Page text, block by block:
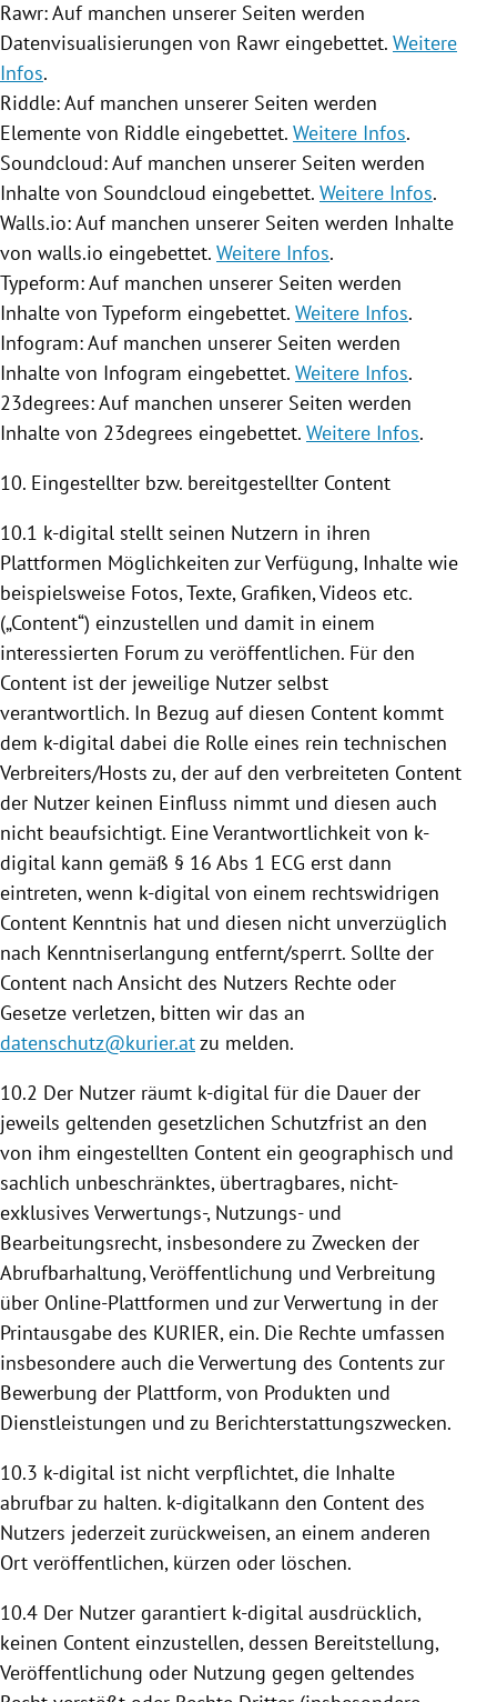
Rawr: Auf manchen unserer Seiten werden
Datenvisualisierungen von Rawr eingebettet. Weitere
Infos.
Riddle: Auf manchen unserer Seiten werden
Elemente von Riddle eingebettet. Weitere Infos.
Soundcloud: Auf manchen unserer Seiten werden
Inhalte von Soundcloud eingebettet. Weitere Infos.
Walls.io: Auf manchen unserer Seiten werden Inhalte
von walls.io eingebettet. Weitere Infos.
Typeform: Auf manchen unserer Seiten werden
Inhalte von Typeform eingebettet. Weitere Infos.
Infogram: Auf manchen unserer Seiten werden
Inhalte von Infogram eingebettet. Weitere Infos.
23degrees: Auf manchen unserer Seiten werden
Inhalte von 23degrees eingebettet. Weitere Infos.
10. Eingestellter bzw. bereitgestellter Content
10.1 k-digital stellt seinen Nutzern in ihren
Plattformen Möglichkeiten zur Verfügung, Inhalte wie
beispielsweise Fotos, Texte, Grafiken, Videos etc.
(„Content“) einzustellen und damit in einem
interessierten Forum zu veröffentlichen. Für den
Content ist der jeweilige Nutzer selbst
verantwortlich. In Bezug auf diesen Content kommt
dem k-digital dabei die Rolle eines rein technischen
Verbreiters/Hosts zu, der auf den verbreiteten Content
der Nutzer keinen Einfluss nimmt und diesen auch
nicht beaufsichtigt. Eine Verantwortlichkeit von k-
digital kann gemäß § 16 Abs 1 ECG erst dann
eintreten, wenn k-digital von einem rechtswidrigen
Content Kenntnis hat und diesen nicht unverzüglich
nach Kenntniserlangung entfernt/sperrt. Sollte der
Content nach Ansicht des Nutzers Rechte oder
Gesetze verletzen, bitten wir das an
datenschutz@kurier.atzu melden.
10.2 Der Nutzer räumt k-digital für die Dauer der
jeweils geltenden gesetzlichen Schutzfrist an den
von ihm eingestellten Content ein geographisch und
sachlich unbeschränktes, übertragbares, nicht-
exklusives Verwertungs-, Nutzungs- und
Bearbeitungsrecht, insbesondere zu Zwecken der
Abrufbarhaltung, Veröffentlichung und Verbreitung
über Online-Plattformen und zur Verwertung in der
Printausgabe des KURIER, ein. Die Rechte umfassen
insbesondere auch die Verwertung des Contents zur
Bewerbung der Plattform, von Produkten und
Dienstleistungen und zu Berichterstattungszwecken.
10.3 k-digital ist nicht verpflichtet, die Inhalte
abrufbar zu halten. k-digitalkann den Content des
Nutzers jederzeit zurückweisen, an einem anderen
Ort veröffentlichen, kürzen oder löschen.
10.4 Der Nutzer garantiert k-digital ausdrücklich,
keinen Content einzustellen, dessen Bereitstellung,
Veröffentlichung oder Nutzung gegen geltendes